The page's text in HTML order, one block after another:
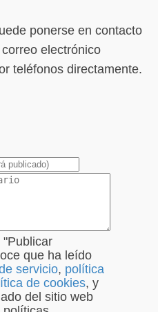
ponerse en contacto
electrónico
teléfonos directamente.
que ha leído
servicio, política
de cookies, y
del sitio web